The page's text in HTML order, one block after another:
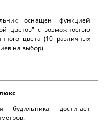
оснащен функцией
цветов" с возможностью
цвета (10 различных
на выбор).
будильника достигает